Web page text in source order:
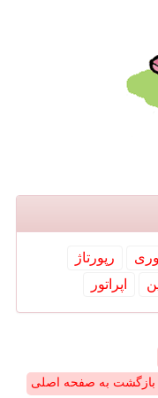
رپورتاژ
اپراتور
بازگشت به صفحه اصلی